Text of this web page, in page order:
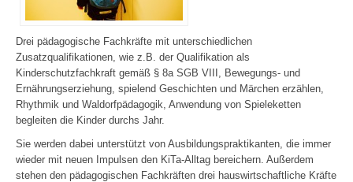
Drei pädagogische Fachkräfte mit unterschiedlichen
Zusatzqualifikationen, wie z.B. der Qualifikation als
Kinderschutzfachkraft gemäß § 8a SGB VIII, Bewegungs- und
Ernährungserziehung, spielend Geschichten und Märchen erzählen,
Rhythmik und Waldorfpädagogik, Anwendung von Spieleketten
begleiten die Kinder durchs Jahr.
Sie werden dabei unterstützt von Ausbildungspraktikanten, die immer
wieder mit neuen Impulsen den KiTa-Alltag bereichern. Außerdem
stehen den pädagogischen Fachkräften drei hauswirtschaftliche Kräfte